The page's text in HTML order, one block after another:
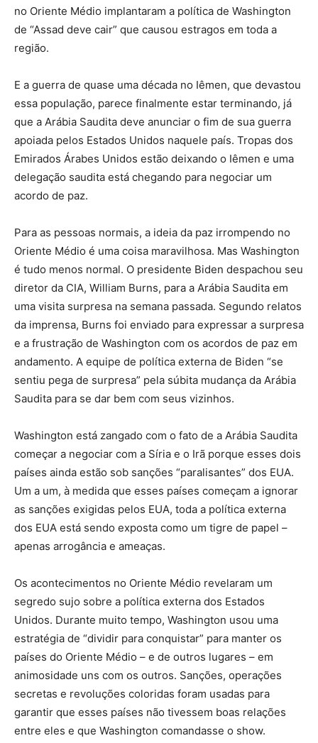
no Oriente Médio implantaram a política de Washington
de “Assad deve cair” que causou estragos em toda a
região.
E a guerra de quase uma década no Iêmen, que devastou
essa população, parece finalmente estar terminando, já
que a Arábia Saudita deve anunciar o fim de sua guerra
apoiada pelos Estados Unidos naquele país. Tropas dos
Emirados Árabes Unidos estão deixando o Iêmen e uma
delegação saudita está chegando para negociar um
acordo de paz.
Para as pessoas normais, a ideia da paz irrompendo no
Oriente Médio é uma coisa maravilhosa. Mas Washington
é tudo menos normal. O presidente Biden despachou seu
diretor da CIA, William Burns, para a Arábia Saudita em
uma visita surpresa na semana passada. Segundo relatos
da imprensa, Burns foi enviado para expressar a surpresa
e a frustração de Washington com os acordos de paz em
andamento. A equipe de política externa de Biden “se
sentiu pega de surpresa” pela súbita mudança da Arábia
Saudita para se dar bem com seus vizinhos.
Washington está zangado com o fato de a Arábia Saudita
começar a negociar com a Síria e o Irã porque esses dois
países ainda estão sob sanções “paralisantes” dos EUA.
Um a um, à medida que esses países começam a ignorar
as sanções exigidas pelos EUA, toda a política externa
dos EUA está sendo exposta como um tigre de papel –
apenas arrogância e ameaças.
Os acontecimentos no Oriente Médio revelaram um
segredo sujo sobre a política externa dos Estados
Unidos. Durante muito tempo, Washington usou uma
estratégia de “dividir para conquistar” para manter os
países do Oriente Médio – e de outros lugares – em
animosidade uns com os outros. Sanções, operações
secretas e revoluções coloridas foram usadas para
garantir que esses países não tivessem boas relações
entre eles e que Washington comandasse o show.